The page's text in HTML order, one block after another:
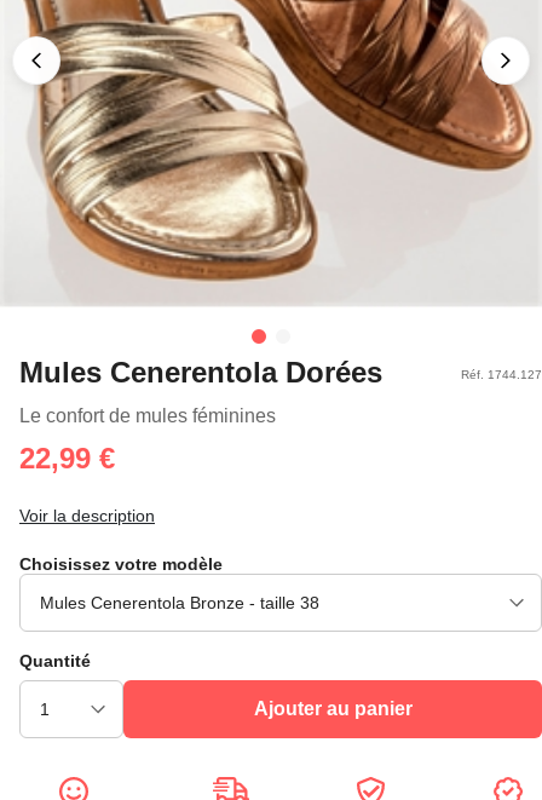
Mules Cenerentola Dorées
Le confort de mules féminines
Réf. 1744.127
22,99 €
Voir la description
Choisissez votre modèle
Quantité
Ajouter au panier